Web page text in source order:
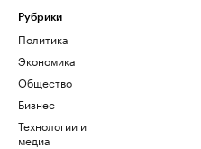
Рубрики
Политика
Экономика
Общество
Бизнес
Технологии и
медиа